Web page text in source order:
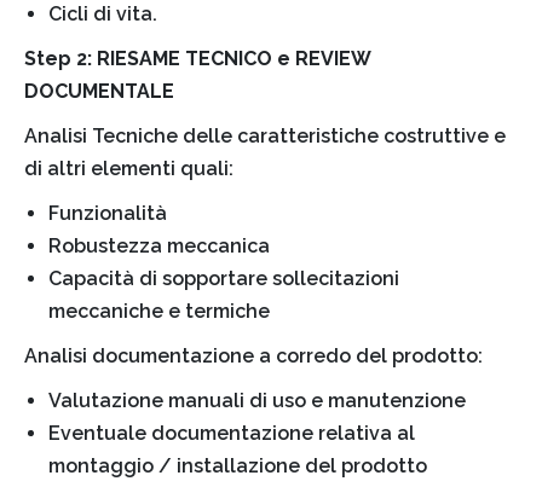
Cicli di vita.
Step 2: RIESAME TECNICO e REVIEW
DOCUMENTALE
Analisi Tecniche delle caratteristiche costruttive e
di altri elementi quali:
Funzionalità
Robustezza meccanica
Capacità di sopportare sollecitazioni
meccaniche e termiche
Analisi documentazione a corredo del prodotto:
Valutazione manuali di uso e manutenzione
Eventuale documentazione relativa al
montaggio / installazione del prodotto